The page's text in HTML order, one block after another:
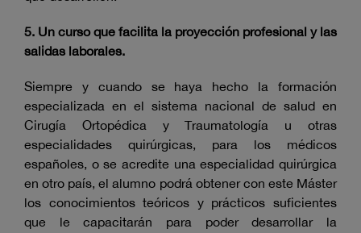
5. Un curso que facilita la proyección profesional y las
salidas laborales.
Siempre y cuando se haya hecho la formación
especializada en el sistema nacional de salud en
Cirugía Ortopédica y Traumatología u otras
especialidades quirúrgicas, para los médicos
españoles, o se acredite una especialidad quirúrgica
en otro país, el alumno podrá obtener con este Máster
los conocimientos teóricos y prácticos suficientes
que le capacitarán para poder desarrollar la